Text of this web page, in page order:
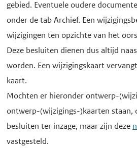
gebied. Eventuele oudere
onder de tab Archief. Een
wijzigingen ten opzichte van het
Deze besluiten dienen dus altijd
worden. Een wijzigingskaart
kaart.
Mochten er hieronder ontwerp-
ontwerp-(wijzigings-)kaarten staan,
besluiten ter inzage, maar zijn deze
vastgesteld.